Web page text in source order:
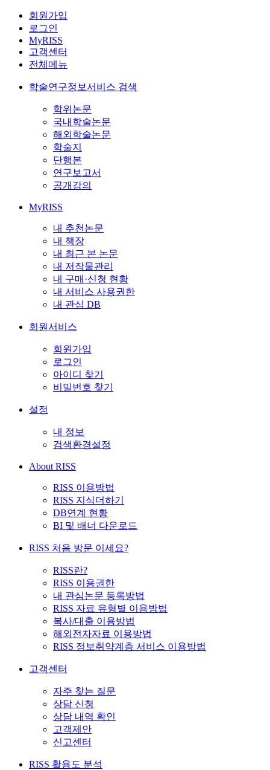
회원가입
로그인
MyRISS
고객센터
전체메뉴
학술연구정보서비스 검색
학위논문
국내학술논문
해외학술논문
학술지
단행본
연구보고서
공개강의
MyRISS
내 추천논문
내 책장
내 최근 본 논문
내 저작물관리
내 구매·신청 현황
내 서비스 사용권한
내 관심 DB
회원서비스
회원가입
로그인
아이디 찾기
비밀번호 찾기
설정
내 정보
검색환경설정
About RISS
RISS 이용방법
RISS 지식더하기
DB연계 현황
BI 및 배너 다운로드
RISS 처음 방문 이세요?
RISS란?
RISS 이용권한
내 관심논문 등록방법
RISS 자료 유형별 이용방법
복사/대출 이용방법
해외전자자료 이용방법
RISS 정보취약계층 서비스 이용방법
고객센터
자주 찾는 질문
상담 신청
상담 내역 확인
고객제안
신고센터
RISS 활용도 분석